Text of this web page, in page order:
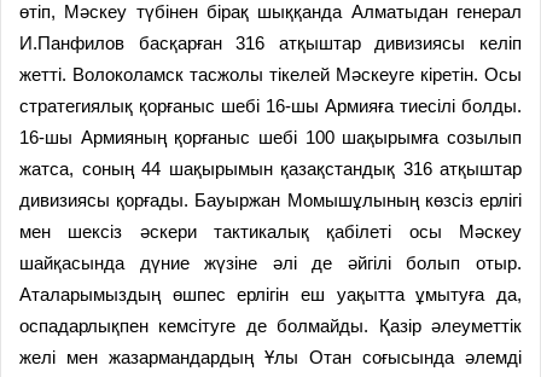
өтіп, Мәскеу түбінен бірақ шыққанда Алматыдан генерал
И.Панфилов басқарған 316 атқыштар дивизиясы келіп
жетті. Волоколамск тасжолы тікелей Мәскеуге кіретін. Осы
стратегиялық қорғаныс шебі 16-шы Армияға тиесілі болды.
16-шы Армияның қорғаныс шебі 100 шақырымға созылып
жатса, соның 44 шақырымын қазақстандық 316 атқыштар
дивизиясы қорғады. Бауыржан Момышұлының көзсіз ерлігі
мен шексіз әскери тактикалық қабілеті осы Мәскеу
шайқасында дүние жүзіне әлі де әйгілі болып отыр.
Аталарымыздың өшпес ерлігін еш уақытта ұмытуға да,
оспадарлықпен кемсітуге де болмайды. Қазір әлеуметтік
желі мен жазармандардың Ұлы Отан соғысында әлемді